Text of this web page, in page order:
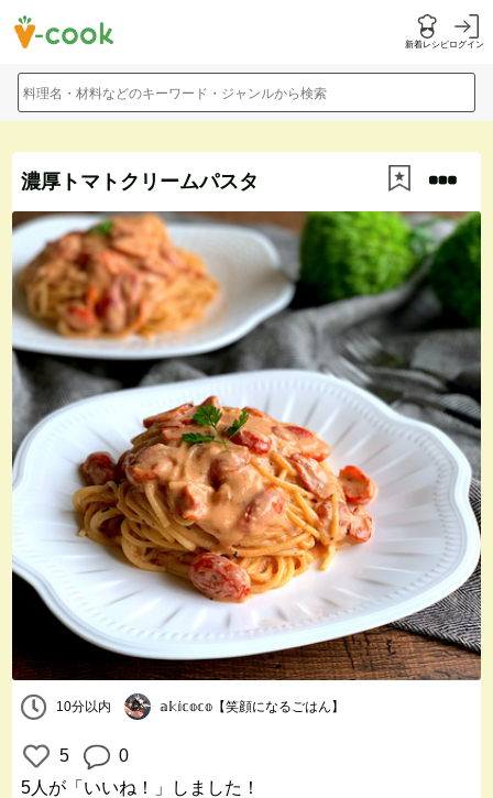
新着レシピログイン
料理名・材料などのキーワード・ジャンルから検索
濃厚トマトクリームパスタ
10分以内 𝕒𝕜𝕚𝕔𝕠𝕔𝕠【笑顔になるごはん】
5
0
5人 が「いいね！」しました！